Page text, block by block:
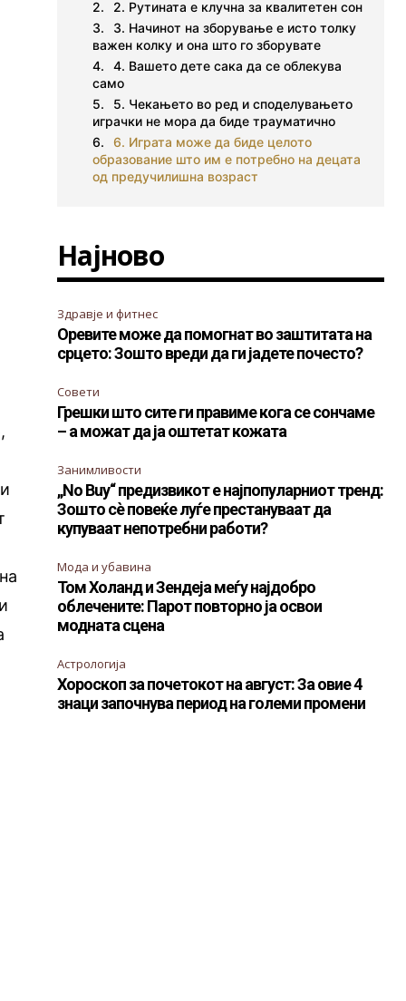
2. Рутината е клучна за квалитетен сон
3. Начинот на зборување е исто толку
важен колку и она што го зборувате
4. Вашето дете сака да се облекува
само
5. Чекањето во ред и споделувањето
играчки не мора да биде трауматично
6. Играта може да биде целото
образование што им е потребно на децата
од предучилишна возраст
Најново
Здравје и фитнес
Оревите може да помогнат во заштитата на
срцето: Зошто вреди да ги јадете почесто?
Совети
Грешки што сите ги правиме кога се сончаме
– а можат да ја оштетат кожата
Занимливости
„No Buy“ предизвикот е најпопуларниот тренд:
Зошто сè повеќе луѓе престануваат да
купуваат непотребни работи?
Мода и убавина
Том Холанд и Зендеја меѓу најдобро
облечените: Парот повторно ја освои
модната сцена
Астрологија
Хороскоп за почетокот на август: За овие 4
знаци започнува период на големи промени